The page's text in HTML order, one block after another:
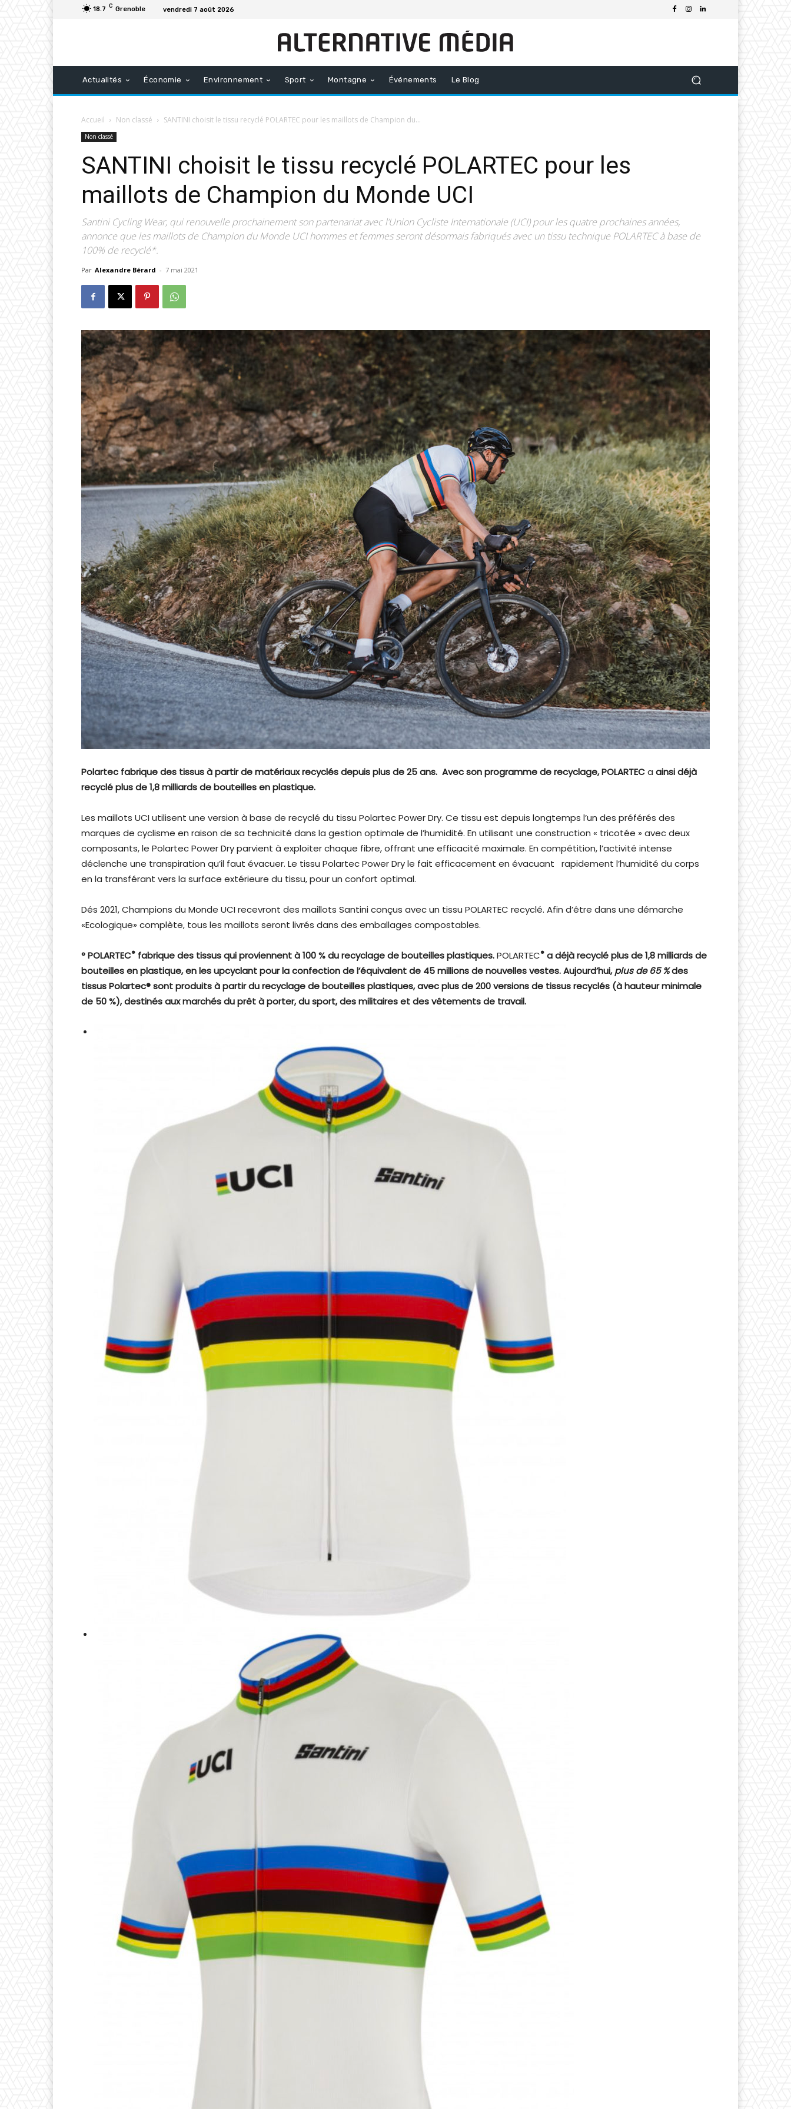
18.7 C Grenoble vendredi 7 août 2026
Actualités Économie Environnement Sport Montagne Événements Le Blog
Accueil Non classé SANTINI choisit le tissu recyclé POLARTEC pour les maillots de Champion du...
Non classé
SANTINI choisit le tissu recyclé POLARTEC pour les
maillots de Champion du Monde UCI
Santini Cycling Wear, qui renouvelle prochainement son partenariat avec l’Union Cycliste Internationale (UCI) pour les quatre prochaines années,
annonce que les maillots de Champion du Monde UCI hommes et femmes seront désormais fabriqués avec un tissu technique POLARTEC à base de
100% de recyclé*.
Par Alexandre Bérard - 7 mai 2021
Polartec fabrique des tissus à partir de matériaux recyclés depuis plus de 25 ans. Avec son programme de recyclage, POLARTECa ainsi déjà
recyclé plus de 1,8 milliards de bouteilles en plastique.
Les maillots UCI utilisent une version à base de recyclé du tissu Polartec Power Dry. Ce tissu est depuis longtemps l’un des préférés des
marques de cyclisme en raison de sa technicité dans la gestion optimale de l’humidité. En utilisant une construction « tricotée » avec deux
composants, le Polartec Power Dry parvient à exploiter chaque fibre, offrant une efficacité maximale. En compétition, l’activité intense
déclenche une transpiration qu’il faut évacuer. Le tissu Polartec Power Dry le fait efficacement en évacuant rapidement l’humidité du corps
en la transférant vers la surface extérieure du tissu, pour un confort optimal.
Dés 2021, Champions du Monde UCI recevront des maillots Santini conçus avec un tissu POLARTEC recyclé. Afin d’être dans une démarche
«Ecologique» complète, tous les maillots seront livrés dans des emballages compostables.
°POLARTEC® fabrique des tissus qui proviennent à 100 % du recyclage de bouteilles plastiques.POLARTEC® a déjà recyclé plus de 1,8 milliards de
bouteilles en plastique, en les upcyclant pour la confection de l’équivalent de 45 millions de nouvelles vestes. Aujourd’hui,plus de 65 %des
tissus Polartec® sont produits à partir du recyclage de bouteilles plastiques, avec plus de 200 versions de tissus recyclés (à hauteur minimale
de 50 %), destinés aux marchés du prêt à porter, du sport, des militaires et des vêtements de travail.